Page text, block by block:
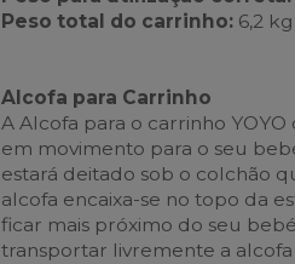
Peso total do carrinho: 6,2 kg
Alcofa para Carrinho
A Alcofa para o carrinho
em movimento para o seu
estará deitado sob o colchão
alcofa encaixa-se no topo da
ficar mais próximo do seu
transportar livremente a